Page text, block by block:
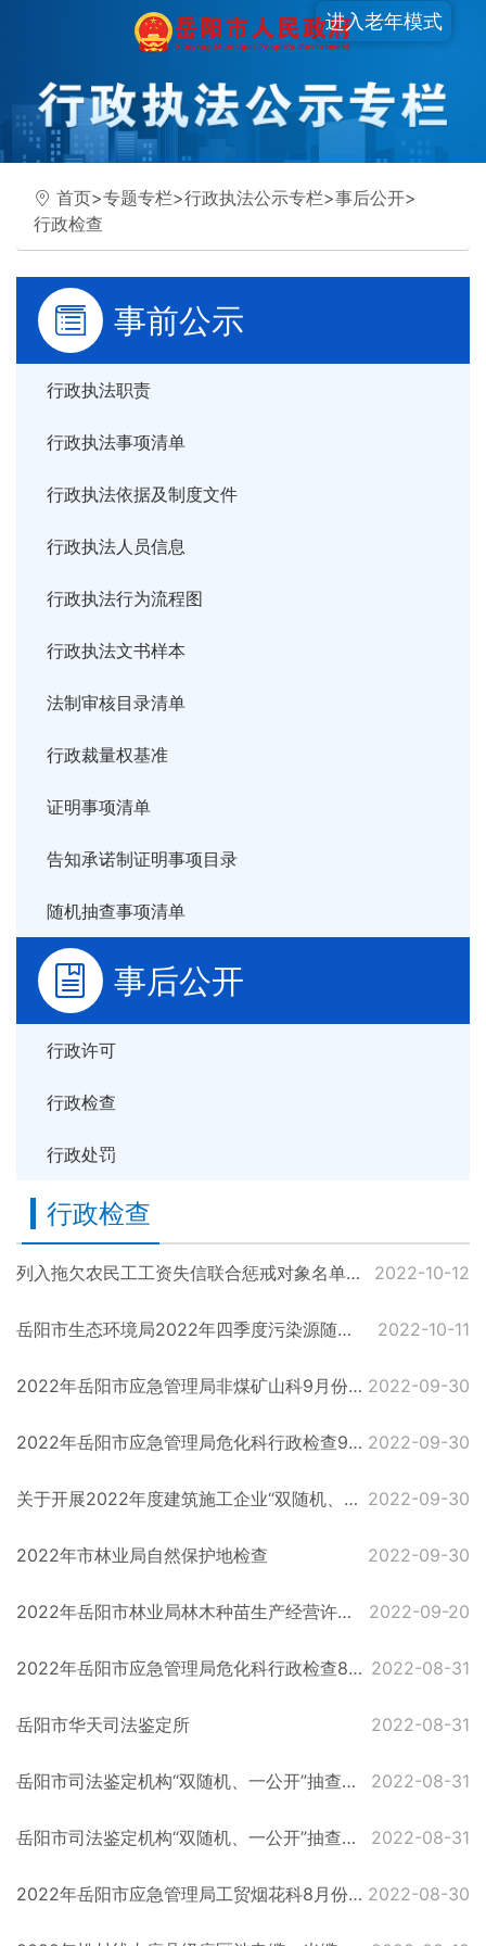
进入老年模式
首页>专题专栏>行政执法公示专栏>事后公开>
行政检查
事前公示
行政执法职责
行政执法事项清单
行政执法依据及制度文件
行政执法人员信息
行政执法行为流程图
行政执法文书样本
法制审核目录清单
行政裁量权基准
证明事项清单
告知承诺制证明事项目录
随机抽查事项清单
事后公开
行政许可
行政检查
行政处罚
行政检查
列入拖欠农民工工资失信联合惩戒对象名单决定书 岳人社监黑决字[2022]001号 2022-10-12
岳阳市生态环境局2022年四季度污染源随机抽取名单 2022-10-11
2022年岳阳市应急管理局非煤矿山科9月份行政执法检查情况公示 2022-09-30
2022年岳阳市应急管理局危化科行政检查9月情况公示 2022-09-30
关于开展2022年度建筑施工企业“双随机、一公开”核查工作的通知 2022-09-30
2022年市林业局自然保护地检查 2022-09-30
2022年岳阳市林业局林木种苗生产经营许可制度双随机检查结果记录表 2022-09-20
2022年岳阳市应急管理局危化科行政检查8月情况公示 2022-08-31
岳阳市华天司法鉴定所 2022-08-31
岳阳市司法鉴定机构“双随机、一公开”抽查记录表（ 岳阳市春风司法鉴定所） 2022-08-31
岳阳市司法鉴定机构“双随机、一公开”抽查记录表（岳阳市云溪司法鉴定所） 2022-08-31
2022年岳阳市应急管理局工贸烟花科8月份行政执法检查情况公示 2022-08-30